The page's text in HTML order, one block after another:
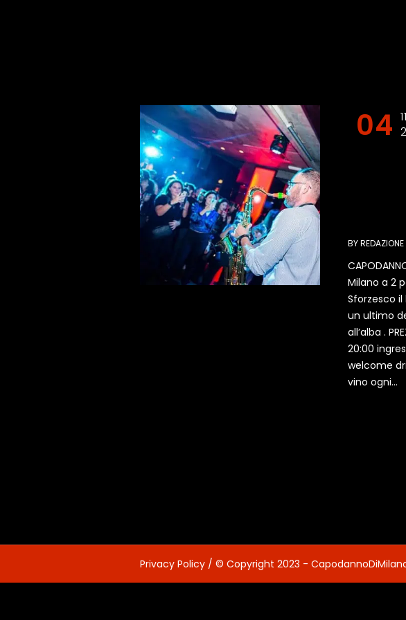
04 11
BY
Milano a 2
Sforzesco il
un ultimo
all’alba .
20:00
welcome
vino ogni...
Privacy Policy / © Copyright 2023 -